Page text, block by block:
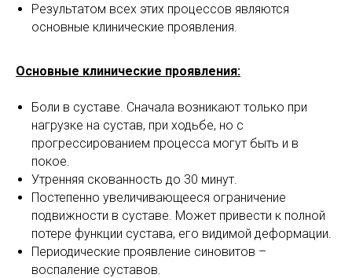
Результатом всех этих процессов являются
основные клинические проявления.
Основные клинические проявления:
Боли в суставе. Сначала возникают только при
нагрузке на сустав, при ходьбе, но с
прогрессированием процесса могут быть и в
покое.
Утренняя скованность до 30 минут.
Постепенно увеличивающееся ограничение
подвижности в суставе. Может привести к полной
потере функции сустава, его видимой деформации.
Периодические проявление синовитов –
воспаление суставов.